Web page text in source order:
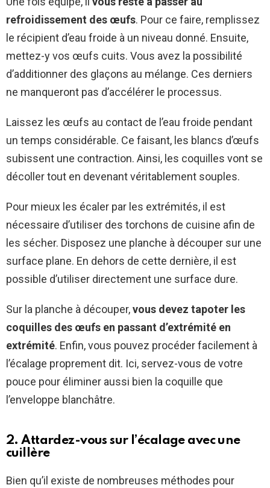
refroidissement des œufs. Pour ce faire, remplissez
le récipient d’eau froide à un niveau donné. Ensuite,
mettez-y vos œufs cuits. Vous avez la possibilité
d’additionner des glaçons au mélange. Ces derniers
ne manqueront pas d’accélérer le processus.
Laissez les œufs au contact de l’eau froide pendant
un temps considérable. Ce faisant, les blancs d’œufs
subissent une contraction. Ainsi, les coquilles vont se
décoller tout en devenant véritablement souples.
Pour mieux les écaler par les extrémités, il est
nécessaire d’utiliser des torchons de cuisine afin de
les sécher. Disposez une planche à découper sur une
surface plane. En dehors de cette dernière, il est
possible d’utiliser directement une surface dure.
Sur la planche à découper,vous devez tapoter les
coquilles des œufs en passant d’extrémité en
extrémité. Enfin, vous pouvez procéder facilement à
l’écalage proprement dit. Ici, servez-vous de votre
pouce pour éliminer aussi bien la coquille que
l’enveloppe blanchâtre.
2. Attardez-vous sur l’écalage avec une
cuillère
Bien qu’il existe de nombreuses méthodes pour